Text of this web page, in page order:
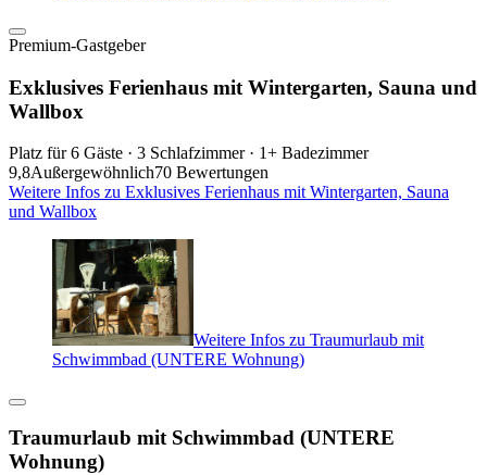
Premium-Gastgeber
Exklusives Ferienhaus mit Wintergarten, Sauna und
Wallbox
Platz für 6 Gäste · 3 Schlafzimmer · 1+ Badezimmer
9,8Außergewöhnlich70 Bewertungen
Weitere Infos zu Exklusives Ferienhaus mit Wintergarten, Sauna
und Wallbox
Weitere Infos zu Traumurlaub mit
Schwimmbad (UNTERE Wohnung)
Traumurlaub mit Schwimmbad (UNTERE
Wohnung)